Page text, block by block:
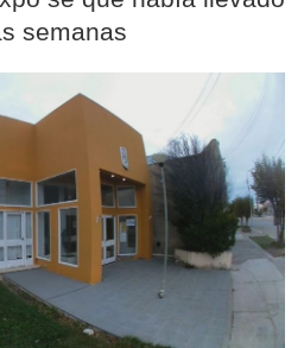
semanas